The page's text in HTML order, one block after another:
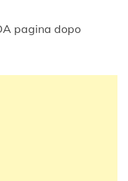
pagina dopo